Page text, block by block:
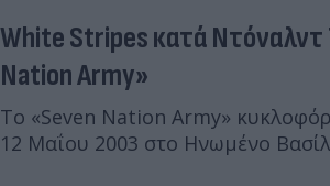
White Stripes κατά Ντόναλντ
Nation Army»
Το «Seven Nation Army»
12 Μαΐου 2003 στο Ηνωμένο